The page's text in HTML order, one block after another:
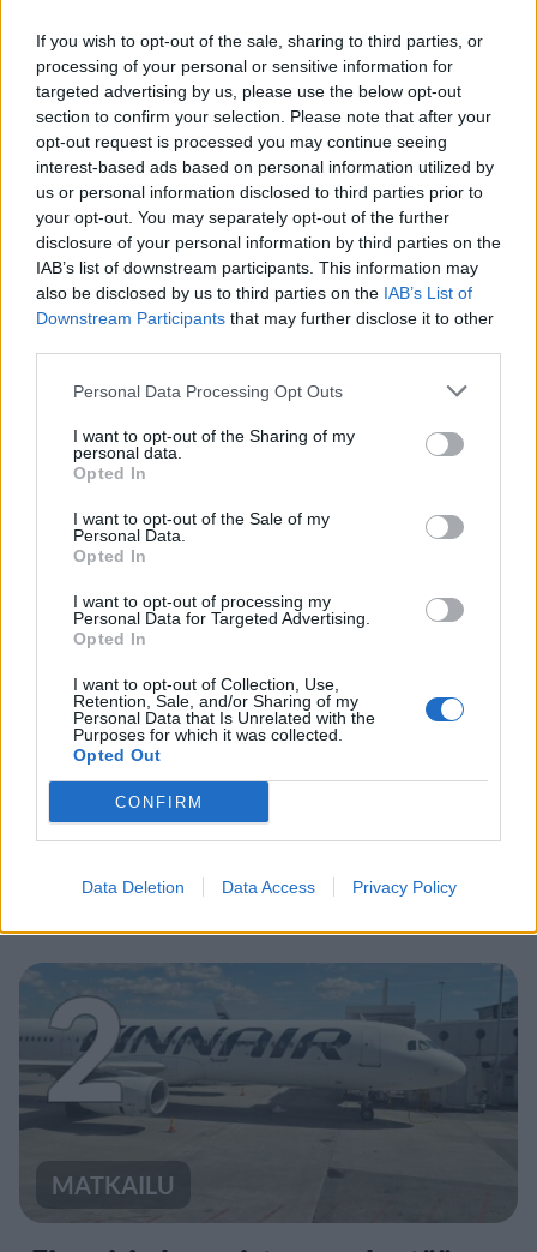
If you wish to opt-out of the sale, sharing to third parties, or
processing of your personal or sensitive information for
targeted advertising by us, please use the below opt-out
section to confirm your selection. Please note that after your
opt-out request is processed you may continue seeing
interest-based ads based on personal information utilized by
us or personal information disclosed to third parties prior to
your opt-out. You may separately opt-out of the further
disclosure of your personal information by third parties on the
IAB’s list of downstream participants. This information may
also be disclosed by us to third parties on the IAB’s List of
Downstream Participants that may further disclose it to other
Personal Data Processing Opt Outs
I want to opt-out of the Sharing of my
personal data.
Opted In
I want to opt-out of the Sale of my
Personal Data.
Opted In
I want to opt-out of processing my
Personal Data for Targeted Advertising.
Opted In
I want to opt-out of Collection, Use,
Retention, Sale, and/or Sharing of my
Personal Data that Is Unrelated with the
Purposes for which it was collected.
Opted Out
CONFIRM
Data Deletion Data Access Privacy Policy
Staran luetuimmat
1
UUTISET
Leskeneläke ei kuulu kaikille –
Kela muistuttaa tärkeästä
ikärajasta
2
MATKAILU